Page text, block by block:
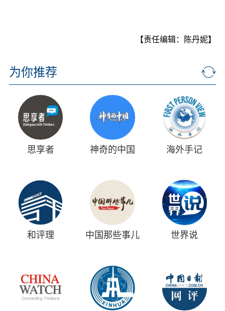
【责任编辑：陈丹妮】
为你推荐
思享者 神奇的中国 海外手记
和评理 中国那些事儿 世界说